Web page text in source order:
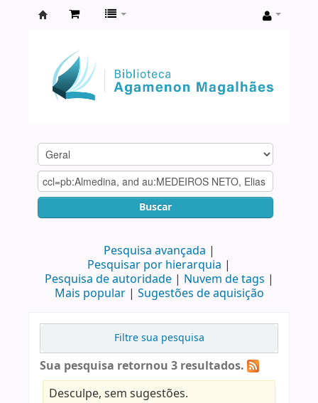
Agamenon
Magalhães
Buscar
Pesquisa avançada
Pesquisar por hierarquia
Pesquisa de autoridade
Nuvem de tags
Mais popular
Sugestões de aquisição
Filtre sua pesquisa
Sua pesquisa retornou 3 resultados.
Desculpe, sem sugestões.